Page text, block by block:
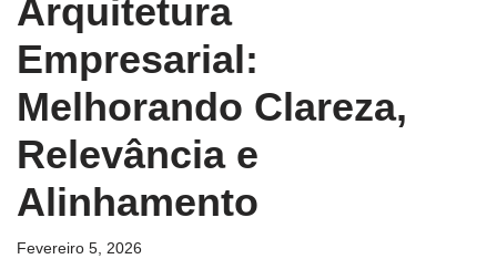
Arquitetura
Empresarial:
Melhorando Clareza,
Relevância e
Alinhamento
Fevereiro 5, 2026